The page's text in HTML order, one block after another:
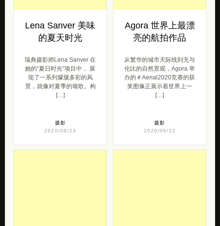
Lena Sanver 美味
的夏天时光
瑞典摄影师Lena Sanver 在
她的“夏日时光”项目中， 展
现了一系列朦胧多彩的风
景，就像对夏季的颂歌。构
[…]
摄影
2020/06/23
Agora 世界上最漂
亮的航拍作品
从繁华的城市天际线到无与
伦比的自然景观，Agora 举
办的＃Aerial2020竞赛的获
奖图像正展示着世界上一
[…]
摄影
2020/06/22